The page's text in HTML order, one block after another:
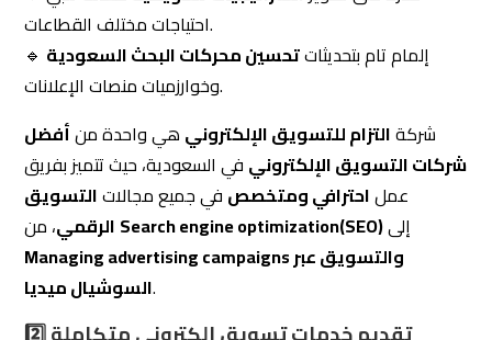
التزام للتسويق الإلكترونيهي واحدة منأفضل
شركات التسويق الإلكترونيفي السعودية، حيث تتميز بفريق
في جميع مجالاتالتسويق
الرقمي
Search engine optimization(SEO)إلى
Managing advertising campaigns
والتسويق عبر
السوشيال ميديا
2️⃣ تقديم خدمات تسويق إلكتروني متكاملة
خدمات تسويق إلكتروني